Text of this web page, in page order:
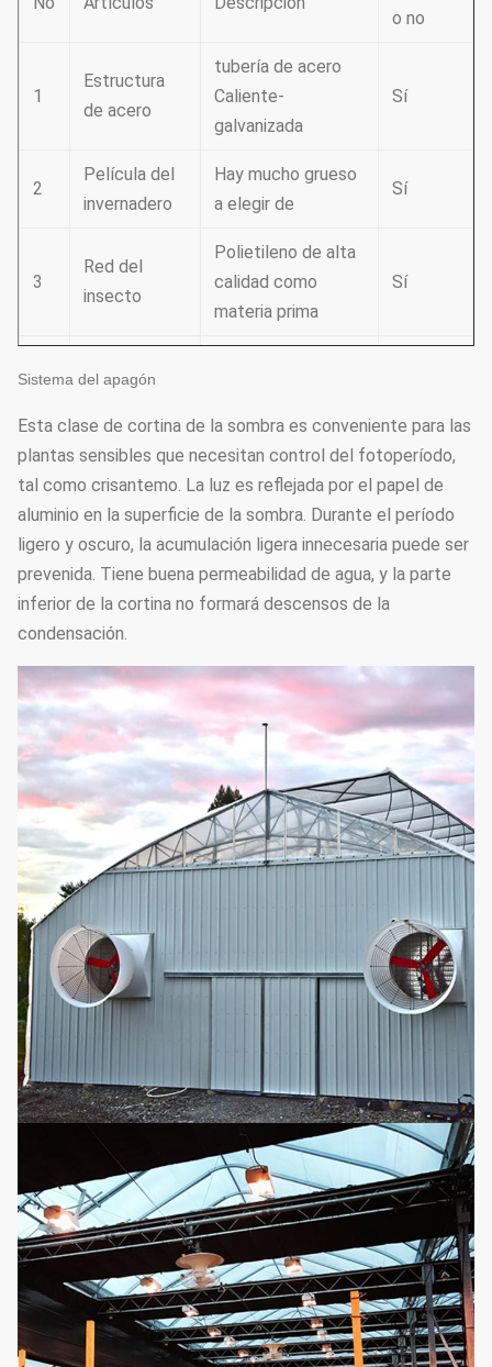
o no
1
Estructura
de acero
tubería de acero
Caliente-
galvanizada
Sí
2
Película del
invernadero
Hay mucho grueso
a elegir de
Sí
3
Red del
insecto
Polietileno de alta
calidad como
materia prima
Sí
Sistema de
enfriamiento
cojín de
enfriamiento
5
sistema del
Película-
balanceo
Tipo
electrodinámico,
tipo de cadena,
tipo manual
Sí
6
ventilación
y fans de la
circulación
Sí
7
Sistema de
calefacción
Calefacción de
agua caliente,
calefacción del
aire caliente,
calefacción
Opcional
Sistema de
modificado para
la longitud y la
anchura del
invernadero
Opcional
9
sistema de la
Micro-
regadera
Puede ser
modificado para
requisitos
particulares según
la longitud y la
anchura del
invernadero
Opcional
Sistema del apagón
Esta clase de cortina de la sombra es conveniente para las
plantas sensibles que necesitan control del fotoperíodo,
tal como crisantemo. La luz es reflejada por el papel de
aluminio en la superficie de la sombra. Durante el período
ligero y oscuro, la acumulación ligera innecesaria puede ser
prevenida. Tiene buena permeabilidad de agua, y la parte
inferior de la cortina no formará descensos de la
condensación.